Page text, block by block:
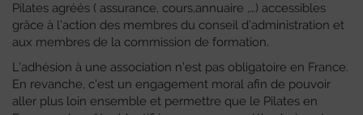
Pilates agréés ( assurance, cours,annuaire ,…) accessibles
grâce à l’action des membres du conseil d’administration et
aux membres de la commission de formation.
L’adhésion à une association n’est pas obligatoire en France.
En revanche, c’est un engagement moral afin de pouvoir
aller plus loin ensemble et permettre que le Pilates en